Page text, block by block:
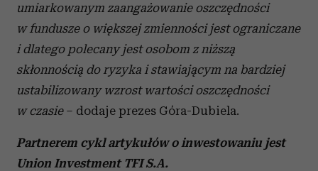
umiarkowanym zaangażowanie oszczędności
w fundusze o większej zmienności jest ograniczane
i dlatego polecany jest osobom z niższą
skłonnością do ryzyka i stawiającym na bardziej
ustabilizowany wzrost wartości oszczędności
w czasie– dodaje prezes Góra-Dubiela.
Partnerem cykl artykułów o inwestowaniu jest
Union Investment TFI S.A.